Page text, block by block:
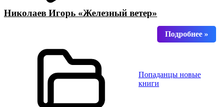
Николаев Игорь «Железный ветер»
Попаданцы новые
книги